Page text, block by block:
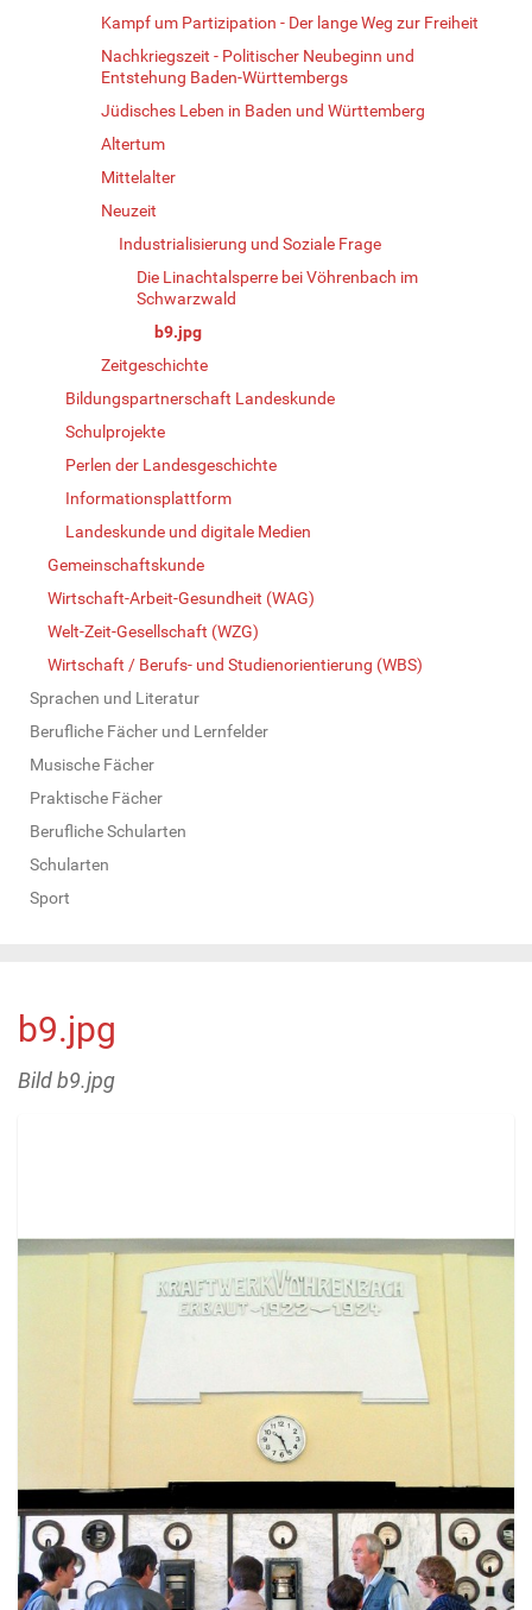
Kampf um Partizipation - Der lange Weg zur Freiheit
Nachkriegszeit - Politischer Neubeginn und
Entstehung Baden-Württembergs
Jüdisches Leben in Baden und Württemberg
Altertum
Mittelalter
Neuzeit
Industrialisierung und Soziale Frage
Die Linachtalsperre bei Vöhrenbach im
Schwarzwald
b9.jpg
Zeitgeschichte
Bildungspartnerschaft Landeskunde
Schulprojekte
Perlen der Landesgeschichte
Informationsplattform
Landeskunde und digitale Medien
Gemeinschaftskunde
Wirtschaft-Arbeit-Gesundheit (WAG)
Welt-Zeit-Gesellschaft (WZG)
Wirtschaft / Berufs- und Studienorientierung (WBS)
Sprachen und Literatur
Berufliche Fächer und Lernfelder
Musische Fächer
Praktische Fächer
Berufliche Schularten
Schularten
Sport
b9.jpg
Bild b9.jpg